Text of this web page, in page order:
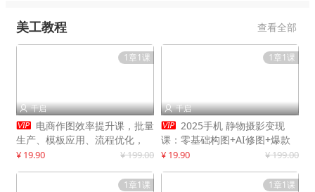
美工教程 查看全部
1章1课
 千启
 电商作图效率提升课，批量
生产、模板应用、流程优化，
20+细分品类实操案例，月赚3
¥ 19.90 ¥ 199.00
1章1课
 千启
 2025手机 静物摄影变现
课：零基础构图+AI修图+爆款
创作
¥ 19.90 ¥ 199.00
1章1课 1章1课